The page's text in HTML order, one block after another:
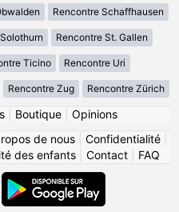
Rencontre Schaffhausen
Rencontre St. Gallen
Ticino Rencontre Uri
Rencontre Zug Rencontre Zürich
| Boutique| Opinions
de nous Confidentialité
des enfants| Contact| FAQ